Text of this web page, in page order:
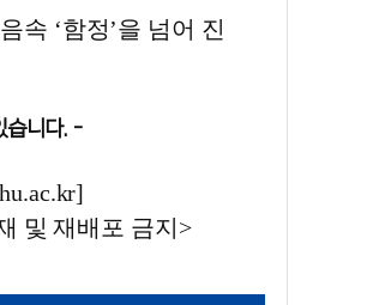
속 ‘함정’을 넘어 진
습니다. -
및 재배포 금지>